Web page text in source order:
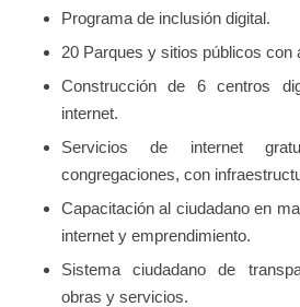
Programa de inclusión digital.
20 Parques y sitios públicos con
Construcción de 6 centros
internet.
Servicios de internet
congregaciones, con
Capacitación al ciudadano en
internet y emprendimiento.
Sistema ciudadano de
obras y servicios.